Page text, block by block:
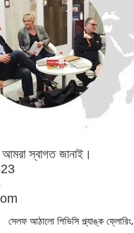
স্বাগত জানাই।
সেলফ আঠালো পিভিসি প্ল্যাঙ্ক ফ্লোরিং,